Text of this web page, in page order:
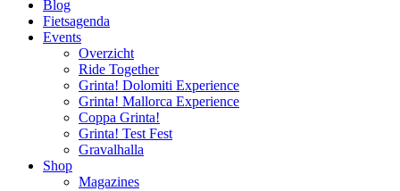
Blog
Fietsagenda
Events
Overzicht
Ride Together
Grinta! Dolomiti Experience
Grinta! Mallorca Experience
Coppa Grinta!
Grinta! Test Fest
Gravalhalla
Shop
Magazines